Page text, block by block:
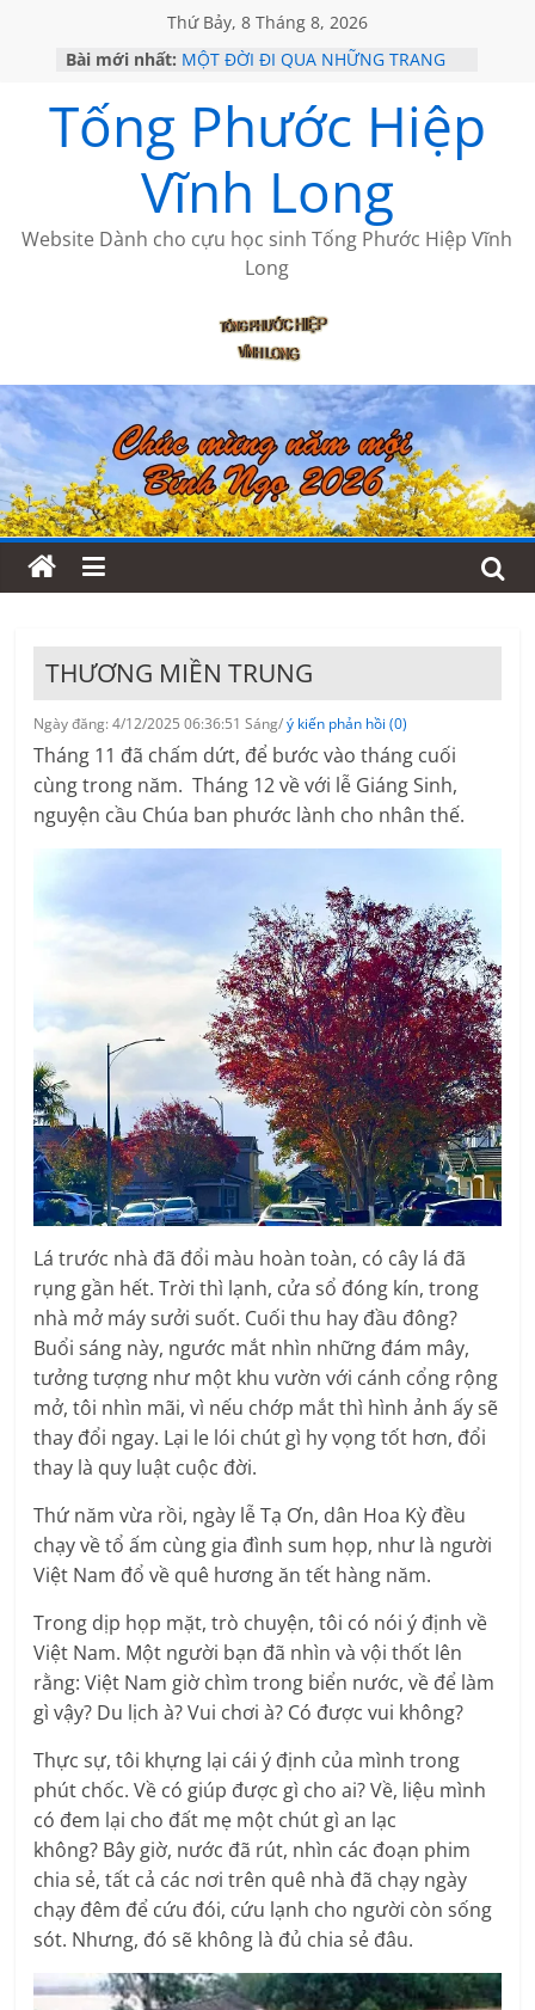
Thứ Bảy, 8 Tháng 8, 2026
Bài mới nhất: MỘT ĐỜI ĐI QUA NHỮNG TRANG
KHÔNG ĐỀ 19 CỦA THÁI LÃO
CHÙM THƠ CỦA BÍCH HÀ
GIÃ TỪ ĐÀ LẠT của ANTH ĐOÀN
HỌC SỬ HỒI XƯA
Tống Phước Hiệp
Vĩnh Long
Website Dành cho cựu học sinh Tống Phước Hiệp Vĩnh
Long
THƯƠNG MIỀN TRUNG
Ngày đăng: 4/12/2025 06:36:51 Sáng/ý kiến phản hồi (0)
Tháng 11 đã chấm dứt, để bước vào tháng cuối
cùng trong năm. Tháng 12 về với lễ Giáng Sinh,
nguyện cầu Chúa ban phước lành cho nhân thế.
Lá trước nhà đã đổi màu hoàn toàn, có cây lá đã
rụng gần hết. Trời thì lạnh, cửa sổ đóng kín, trong
nhà mở máy sưởi suốt. Cuối thu hay đầu đông?
Buổi sáng này, ngước mắt nhìn những đám mây,
tưởng tượng như một khu vườn với cánh cổng rộng
mở, tôi nhìn mãi, vì nếu chớp mắt thì hình ảnh ấy sẽ
thay đổi ngay. Lại le lói chút gì hy vọng tốt hơn, đổi
thay là quy luật cuộc đời.
Thứ năm vừa rồi, ngày lễ Tạ Ơn, dân Hoa Kỳ đều
chạy về tổ ấm cùng gia đình sum họp, như là người
Việt Nam đổ về quê hương ăn tết hàng năm.
Trong dịp họp mặt, trò chuyện, tôi có nói ý định về
Việt Nam. Một người bạn đã nhìn và vội thốt lên
rằng: Việt Nam giờ chìm trong biển nước, về để làm
gì vậy? Du lịch à? Vui chơi à? Có được vui không?
Thực sự, tôi khựng lại cái ý định của mình trong
phút chốc. Về có giúp được gì cho ai? Về, liệu mình
có đem lại cho đất mẹ một chút gì an lạc
không? Bây giờ, nước đã rút, nhìn các đoạn phim
chia sẻ, tất cả các nơi trên quê nhà đã chạy ngày
chạy đêm để cứu đói, cứu lạnh cho người còn sống
sót. Nhưng, đó sẽ không là đủ chia sẻ đâu.